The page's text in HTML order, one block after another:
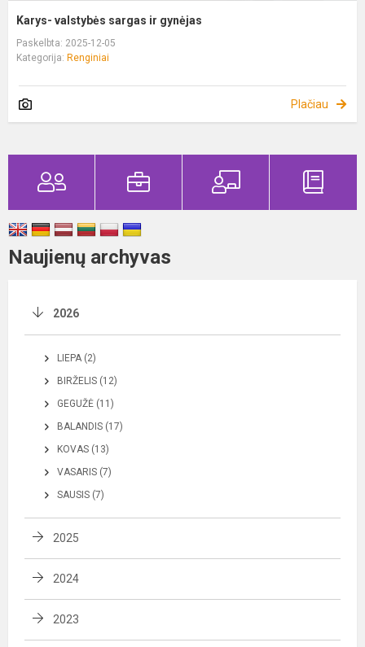
Karys- valstybės sargas ir gynėjas
Paskelbta: 2025-12-05
Kategorija: Renginiai
Plačiau
Naujienų archyvas
2026
LIEPA (2)
BIRŽELIS (12)
GEGUŽĖ (11)
BALANDIS (17)
KOVAS (13)
VASARIS (7)
SAUSIS (7)
2025
2024
2023